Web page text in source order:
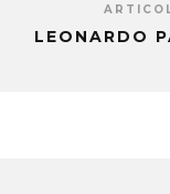
LEONARDO